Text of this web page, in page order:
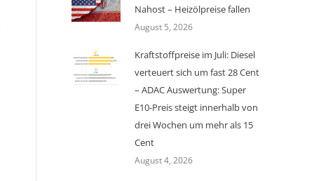
Nahost – Heizölpreise fallen
August 5, 2026
Kraftstoffpreise im Juli: Diesel
verteuert sich um fast 28 Cent
– ADAC Auswertung: Super
E10-Preis steigt innerhalb von
drei Wochen um mehr als 15
Cent
August 4, 2026